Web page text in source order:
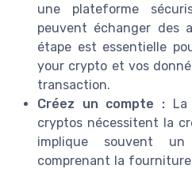
une plateforme
peuvent échanger des
étape est essentielle
your crypto et vos
transaction.
Créez un compte :La
cryptos nécessitent la
implique souvent un
comprenant la